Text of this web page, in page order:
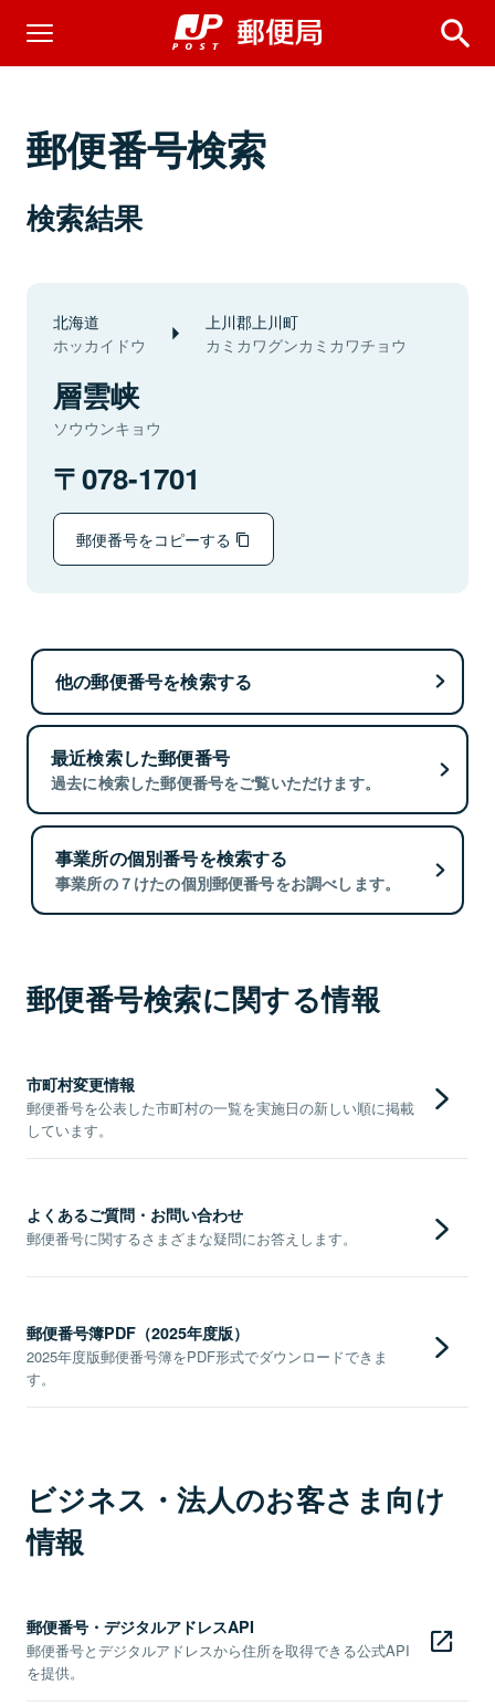
郵便番号検索
検索結果
北海道
ホッカイドウ
上川郡上川町
カミカワグンカミカワチョウ
層雲峡
ソウウンキョウ
078-1701
郵便番号をコピーする
他の郵便番号を検索する
最近検索した郵便番号
過去に検索した郵便番号をご覧いただけます。
事業所の個別番号を検索する
事業所の７けたの個別郵便番号をお調べします。
郵便番号検索に関する情報
市町村変更情報
郵便番号を公表した市町村の一覧を実施日の新しい順に掲載
しています。
よくあるご質問・お問い合わせ
郵便番号に関するさまざまな疑問にお答えします。
郵便番号簿PDF（2025年度版）
2025年度版郵便番号簿をPDF形式でダウンロードできま
す。
ビジネス・法人のお客さま向け
情報
郵便番号・デジタルアドレスAPI
郵便番号とデジタルアドレスから住所を取得できる公式API
を提供。